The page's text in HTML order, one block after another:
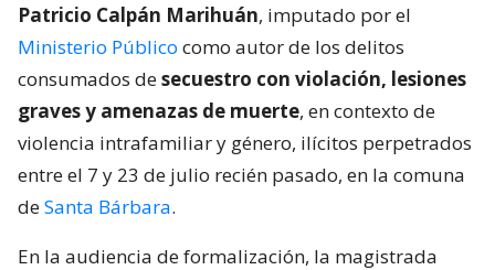
Patricio Calpán Marihuán, imputado por el
Ministerio Público como autor de los delitos
consumados desecuestro con violación, lesiones
graves y amenazas de muerte, en contexto de
violencia intrafamiliar y género, ilícitos perpetrados
entre el 7 y 23 de julio recién pasado, en la comuna
deSanta Bárbara.
En la audiencia de formalización, la magistrada